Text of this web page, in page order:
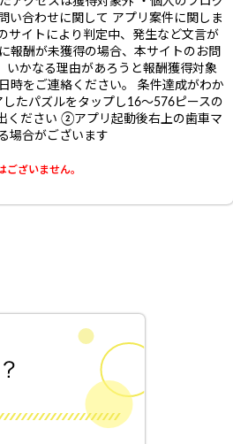
い合わせに関して アプリ案件に関しま
サイトにより判定中、発生など文言が
報酬が未獲得の場合、本サイトのお問
かなる理由があろうと報酬獲得対象
時をご連絡ください。 条件達成がわか
たパズルをタップし16～576ピースの
ください ②アプリ起動後右上の歯車マ
場合がございます
ざいません。